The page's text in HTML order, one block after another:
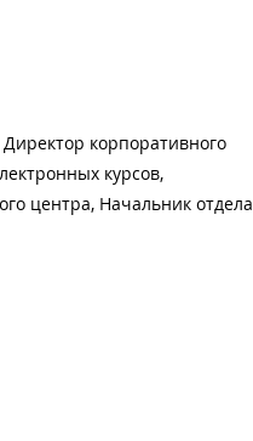
корпоративного
курсов,
центра, Начальник отдела